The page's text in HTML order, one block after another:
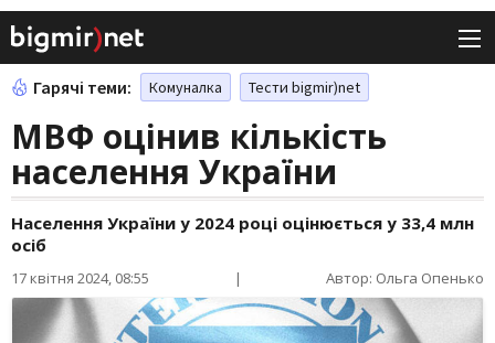
Гарячі теми: Комуналка Тести bigmir)net
МВФ оцінив кількість
населення України
Населення України у 2024 році оцінюється у 33,4 млн
осіб
17 квітня 2024, 08:55 | Автор: Ольга Опенько